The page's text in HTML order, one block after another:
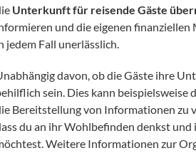
Unterkunft für reisende Gäste
und die eigenen finanziellen
jedem Fall unerlässlich.
davon, ob die Gäste ihre
sein. Dies kann beispielsweise
Bereitstellung von Informationen zu
du an ihr Wohlbefinden denkst und
Weitere Informationen zur